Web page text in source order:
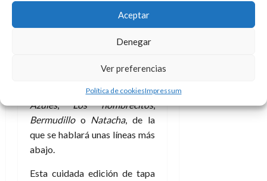
Aceptar
Denegar
Ver preferencias
Política de cookiesImpressum
En nuestro país en la
actualidadla publicación está
en manos de Dolmen Editorial
Fuera Borda en la que están
presentes tambiénCasacas
Azules,Los hombrecitos,
Bermudilloo Natacha, de la
que se hablará unas líneas más
abajo.
Esta cuidada edición de tapa